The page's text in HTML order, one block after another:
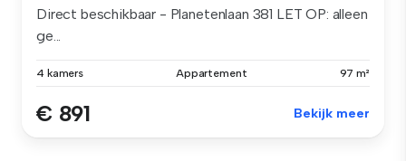
Direct beschikbaar - Planetenlaan 381 LET OP: alleen
ge...
4 kamers Appartement 97 m²
€ 891 Bekijk meer